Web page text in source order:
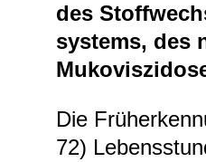
des
sys­tems, des
Die
72)